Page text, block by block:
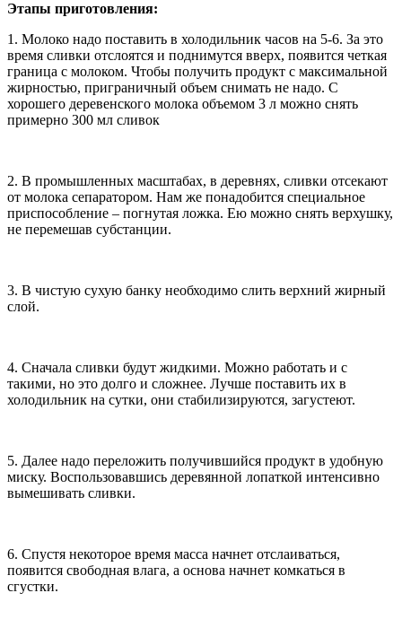
Этапы приготовления:
1. Молоко надо поставить в холодильник часов на 5-6. За это
время сливки отслоятся и поднимутся вверх, появится четкая
граница с молоком. Чтобы получить продукт с максимальной
жирностью, приграничный объем снимать не надо. С
хорошего деревенского молока объемом 3 л можно снять
примерно 300 мл сливок
2. В промышленных масштабах, в деревнях, сливки отсекают
от молока сепаратором. Нам же понадобится специальное
приспособление – погнутая ложка. Ею можно снять верхушку,
не перемешав субстанции.
3. В чистую сухую банку необходимо слить верхний жирный
слой.
4. Сначала сливки будут жидкими. Можно работать и с
такими, но это долго и сложнее. Лучше поставить их в
холодильник на сутки, они стабилизируются, загустеют.
5. Далее надо переложить получившийся продукт в удобную
миску. Воспользовавшись деревянной лопаткой интенсивно
вымешивать сливки.
6. Спустя некоторое время масса начнет отслаиваться,
появится свободная влага, а основа начнет комкаться в
сгустки.